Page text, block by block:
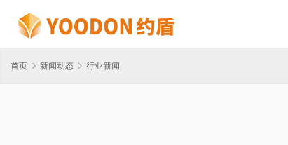
首页 新闻动态 行业新闻